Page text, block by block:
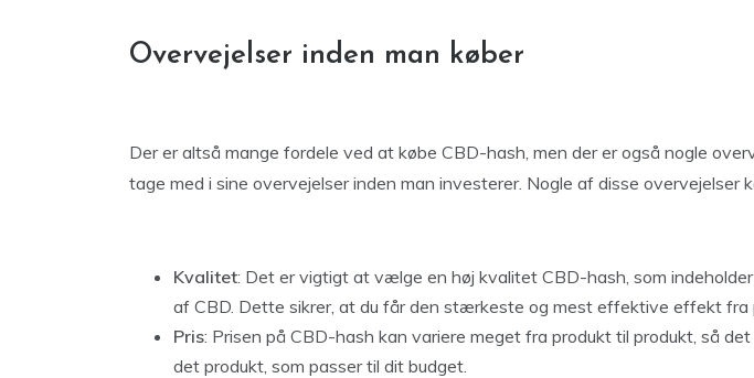
Overvejelser inden man køber
Der er altså mange fordele ved at købe CBD-hash, men der er også nogle
tage med i sine overvejelser inden man investerer. Nogle af disse overvejelser
Kvalitet: Det er vigtigt at vælge en høj kvalitet CBD-hash, som
af CBD. Dette sikrer, at du får den stærkeste og mest effektive effekt fra
Pris: Prisen på CBD-hash kan variere meget fra produkt til produkt, så
det produkt, som passer til dit budget.